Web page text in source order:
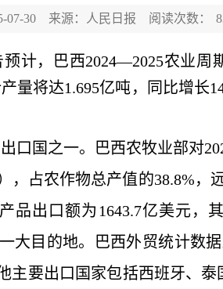
07-30 来源：人民日报 阅读次数：
计，巴西2024—2025农业周
量将达1.695亿吨，同比增长
国之一。巴西农牧业部对
，占农作物总产值的38.8%
品出口额为1643.7亿美元
大目的地。巴西外贸统计数
主要出口国家包括西班牙、